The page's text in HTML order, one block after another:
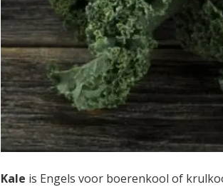
Kale is Engels voor boerenkool of